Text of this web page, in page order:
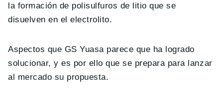
la formación de polisulfuros de litio que se
disuelven en el electrolito.
Aspectos que GS Yuasa parece que ha logrado
solucionar, y es por ello que se prepara para lanzar
al mercado su propuesta.